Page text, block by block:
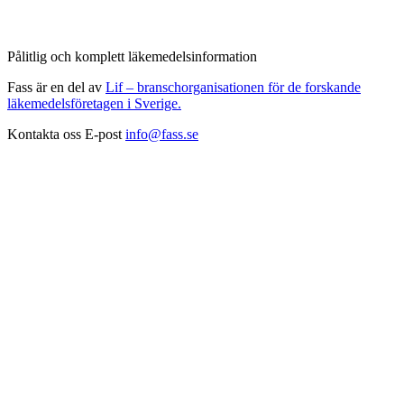
Pålitlig och komplett läkemedelsinformation
Fass är en del av Lif – branschorganisationen för de forskande
läkemedelsföretagen i Sverige.
Kontakta oss E-post info@fass.se